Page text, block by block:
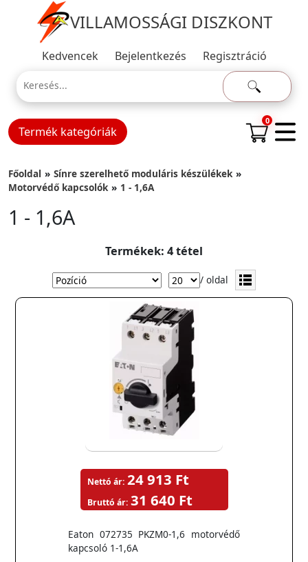
VILLAMOSSÁGI DISZKONT
Kedvencek Bejelentkezés Regisztráció
Termék kategóriák
0
Főoldal
Sínre szerelhető moduláris készülékek
Motorvédő kapcsolók
1 - 1,6A
1 - 1,6A
Termékek: 4 tétel
/ oldal
Eaton 072735 PKZM0-1,6 motorvédő
kapcsoló 1-1,6A
Nettó ár: 24 913 Ft
Bruttó ár: 31 640 Ft